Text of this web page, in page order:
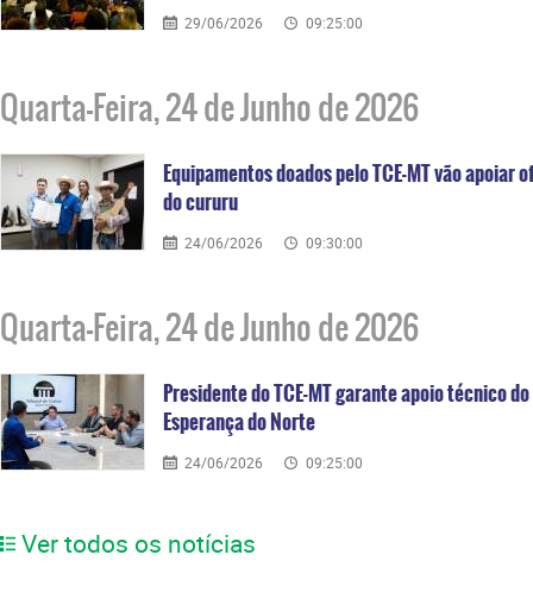
29/06/2026 09:25:00
Quarta-Feira, 24 de Junho de 2026
Equipamentos doados pelo TCE-MT vão
do cururu
24/06/2026 09:30:00
Quarta-Feira, 24 de Junho de 2026
Presidente do TCE-MT garante apoio técnico do
Esperança do Norte
24/06/2026 09:25:00
Ver todos os notícias